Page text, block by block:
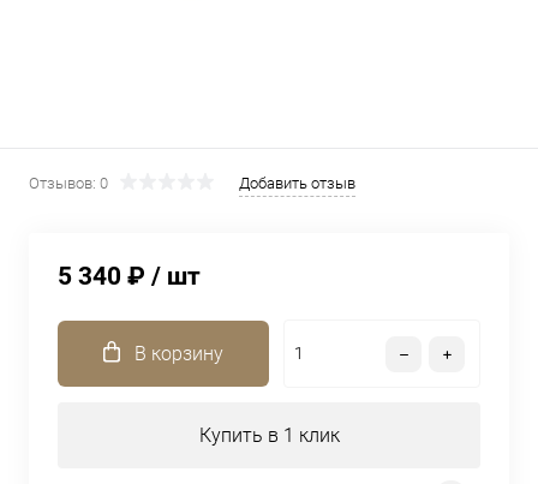
Отзывов: 0 Добавить отзыв
5 340 ₽ / шт
В корзину
Купить в 1 клик